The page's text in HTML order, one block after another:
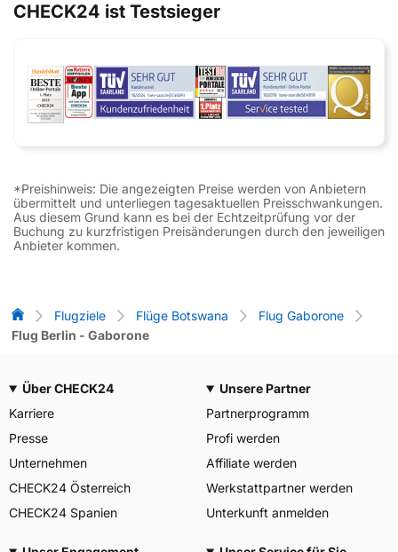
CHECK24 ist Testsieger
*Preishinweis: Die angezeigten Preise werden von Anbietern
übermittelt und unterliegen tagesaktuellen Preisschwankungen.
Aus diesem Grund kann es bei der Echtzeitprüfung vor der
Buchung zu kurzfristigen Preisänderungen durch den jeweiligen
Anbieter kommen.
Flug-Vergleich
Flugziele Flüge Botswana
Flug Gaborone
Flug Berlin - Gaborone
Über CHECK24
Karriere
Presse
Unternehmen
CHECK24 Österreich
CHECK24 Spanien
Unsere Partner
Partnerprogramm
Profi werden
Affiliate werden
Werkstattpartner werden
Unterkunft anmelden